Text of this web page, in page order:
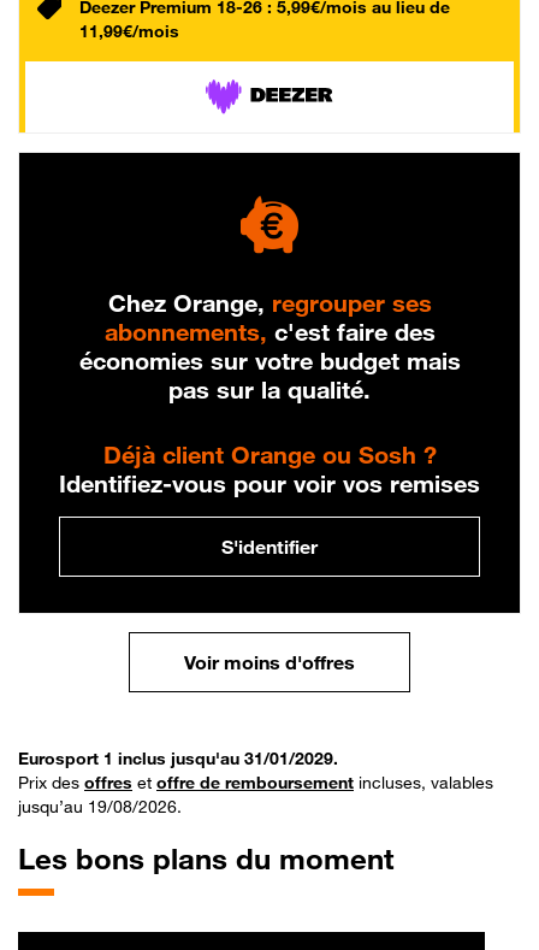
Deezer Premium 18-26 : 5,99€/mois au lieu de
11,99€/mois
Chez Orange, regrouper ses
abonnements, c'est faire des
économies sur votre budget mais
pas sur la qualité.
Déjà client Orange ou Sosh ?
Identifiez-vous pour voir vos remises
S'identifier
Voir moins d'offres
Eurosport 1 inclus jusqu'au 31/01/2029.
Prix des offres et offre de remboursement incluses, valables
jusqu’au 19/08/2026.
Les bons plans du moment